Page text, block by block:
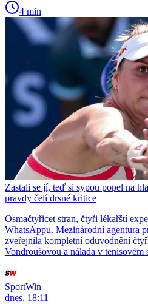
4 min
Zastali se jí, teď si sypou popel na
pravdy čelí drsné kritice
Osmačtyřicet stran, čtyři lékařští
WhatsAppu. Mezinárodní agentura
zveřejnila kompletní odůvodnění
Vondroušovou a nálada v tenisovém
SportWin
dnes, 18:11